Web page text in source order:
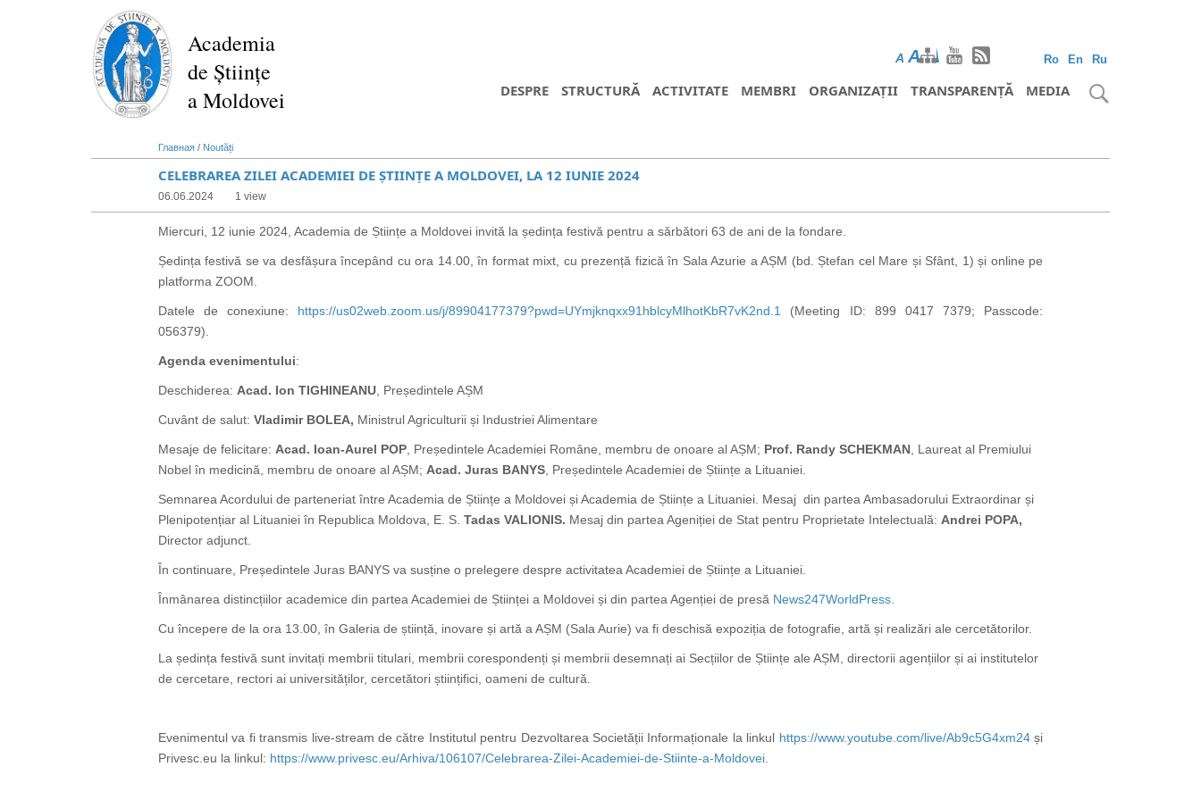
Academia
de Științe
a Moldovei
Ro En Ru
A AA
DESPRE STRUCTURĂ ACTIVITATE MEMBRI ORGANIZAȚII TRANSPARENȚĂ MEDIA
Главная / Noutăți
CELEBRAREA ZILEI ACADEMIEI DE ȘTIINȚE A MOLDOVEI, LA 12 IUNIE 2024
06.06.2024 1 view
Miercuri, 12 iunie 2024, Academia de Științe a Moldovei invită la ședința festivă pentru a sărbători 63 de ani de la fondare.
Ședința festivă se va desfășura începând cu ora 14.00, în format mixt, cu prezență fizică în Sala Azurie a AȘM (bd. Ștefan cel Mare și Sfânt, 1) și online pe
platforma ZOOM.
Datele de conexiune: https://us02web.zoom.us/j/89904177379?pwd=UYmjknqxx91hblcyMlhotKbR7vK2nd.1
(Meeting ID: 899 0417 7379; Passcode:
056379).
Agenda evenimentului:
Deschiderea: Acad. Ion TIGHINEANU , Președintele AȘM
Cuvânt de salut: Vladimir BOLEA, Ministrul Agriculturii și Industriei Alimentare
Mesaje de felicitare: Acad. Ioan-Aurel POP , Președintele Academiei Române, membru de onoare al AȘM; Prof. Randy SCHEKMAN , Laureat al Premiului
Nobel în medicină, membru de onoare al AȘM; Acad. Juras BANYS , Președintele Academiei de Științe a Lituaniei.
Semnarea Acordului de parteneriat între Academia de Științe a Moldovei și Academia de Științe a Lituaniei. Mesaj din partea Ambasadorului Extraordinar și
Plenipotențiar al Lituaniei în Republica Moldova, E. S. Tadas VALIONIS. Mesaj din partea Ageniției de Stat pentru Proprietate Intelectuală: Andrei POPA,
Director adjunct.
În continuare, Președintele Juras BANYS va susține o prelegere despre activitatea Academiei de Științe a Lituaniei
Înmânarea distincțiilor academice din partea Academiei de Științei a Moldovei și din partea Agenției de presă News247WorldPress
Cu începere de la ora 13.00, în Galeria de știință, inovare și artă a AȘM (Sala Aurie) va fi deschisă expoziția de fotografie, artă și realizări ale cercetătorilor.
La ședința festivă sunt invitați membrii titulari, membrii corespondenți și membrii desemnați ai Secțiilor de Științe ale AȘM, directorii agențiilor și ai institutelor
de cercetare, rectori ai universităților, cercetători științifici, oameni de cultură.
Evenimentul va fi transmis live-stream de către Institutul pentru Dezvoltarea Societății Informaționale la linkul https://www.youtube.com/live/Ab9c5G4xm24și
Privesc.eu la linkul: https://www.privesc.eu/Arhiva/106107/Celebrarea-Zilei-Academiei-de-Stiinte-a-Moldovei